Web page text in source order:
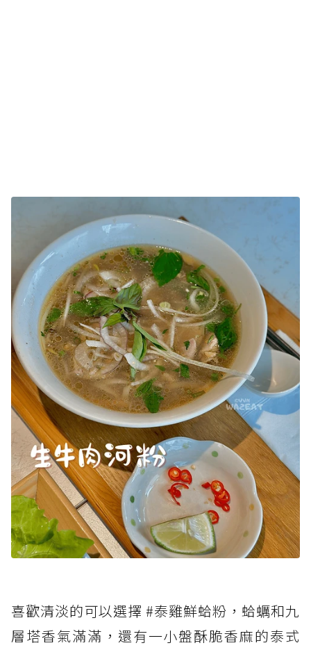
喜歡清淡的可以選擇 #泰雞鮮蛤粉，蛤蠣和九
層塔香氣滿滿，還有一小盤酥脆香麻的泰式